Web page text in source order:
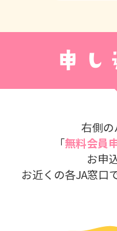
申
右側
「無料会員
お申
お近くの各JA窓口